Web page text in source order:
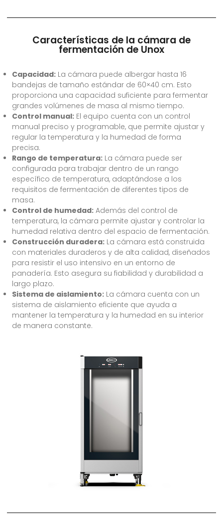
Características de la cámara de
fermentación de Unox
Capacidad: La cámara puede albergar hasta 16
bandejas de tamaño estándar de 60×40 cm. Esto
proporciona una capacidad suficiente para fermentar
grandes volúmenes de masa al mismo tiempo.
Control manual: El equipo cuenta con un control
manual preciso y programable, que permite ajustar y
regular la temperatura y la humedad de forma
precisa.
Rango de temperatura: La cámara puede ser
configurada para trabajar dentro de un rango
específico de temperatura, adaptándose a los
requisitos de fermentación de diferentes tipos de
masa.
Control de humedad: Además del control de
temperatura, la cámara permite ajustar y controlar la
humedad relativa dentro del espacio de fermentación.
Construcción duradera: La cámara está construida
con materiales duraderos y de alta calidad, diseñados
para resistir el uso intensivo en un entorno de
panadería. Esto asegura su fiabilidad y durabilidad a
largo plazo.
Sistema de aislamiento: La cámara cuenta con un
sistema de aislamiento eficiente que ayuda a
mantener la temperatura y la humedad en su interior
de manera constante.